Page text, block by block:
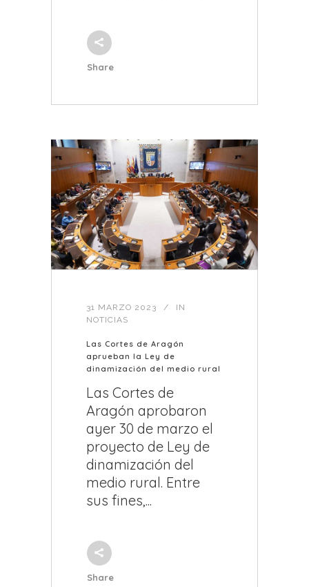
Share
31 MARZO 2023
IN
NOTICIAS
Las Cortes de Aragón
aprueban la Ley de
dinamización del medio rural
Las Cortes de
Aragón aprobaron
ayer 30 de marzo el
proyecto de Ley de
dinamización del
medio rural. Entre
sus fines,...
Share